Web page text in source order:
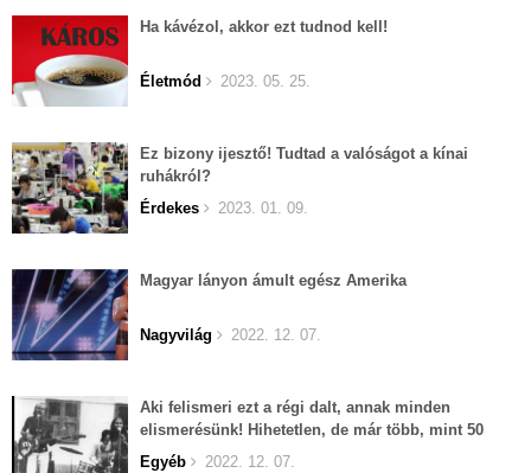
Ha kávézol, akkor ezt tudnod kell!
Életmód 2023. 05. 25.
Ez bizony ijesztő! Tudtad a valóságot a kínai
ruhákról?
Érdekes
2023. 01. 09.
Magyar lányon ámult egész Amerika
Nagyvilág 2022. 12. 07.
Aki felismeri ezt a régi dalt, annak minden
elismerésünk! Hihetetlen, de már több, mint 50
éves...
Egyéb 2022. 12. 07.